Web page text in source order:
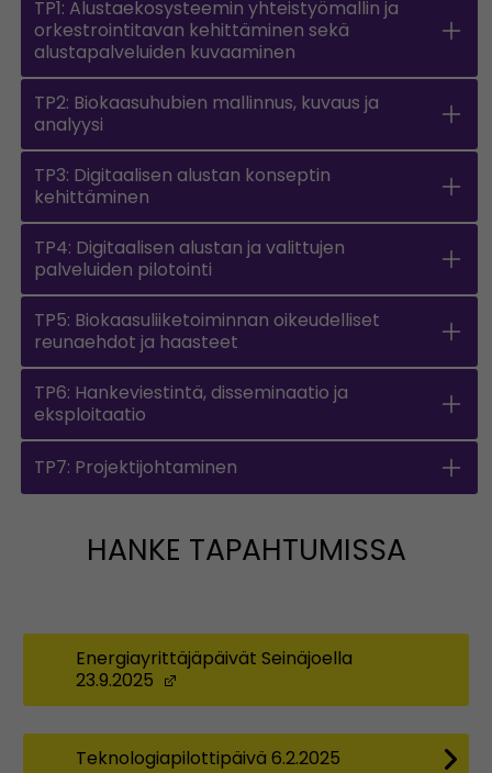
TP1: Alustaekosysteemin yhteistyömallin ja
orkestrointitavan kehittäminen sekä
alustapalveluiden kuvaaminen
TP2: Biokaasuhubien mallinnus, kuvaus ja
analyysi
TP3: Digitaalisen alustan konseptin
kehittäminen
TP4: Digitaalisen alustan ja valittujen
palveluiden pilotointi
TP5: Biokaasuliiketoiminnan oikeudelliset
reunaehdot ja haasteet
TP6: Hankeviestintä, disseminaatio ja
eksploitaatio
TP7: Projektijohtaminen
HANKE TAPAHTUMISSA
Energiayrittäjäpäivät Seinäjoella
23.9.2025
Teknologiapilottipäivä 6.2.2025